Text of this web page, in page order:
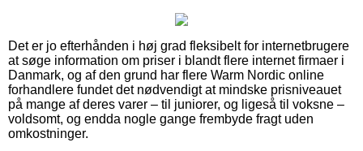
Det er jo efterhånden i høj grad fleksibelt for internetbrugere
at søge information om priser i blandt flere internet firmaer i
Danmark, og af den grund har flere Warm Nordic online
forhandlere fundet det nødvendigt at mindske prisniveauet
på mange af deres varer – til juniorer, og ligeså til voksne –
voldsomt, og endda nogle gange frembyde fragt uden
omkostninger.